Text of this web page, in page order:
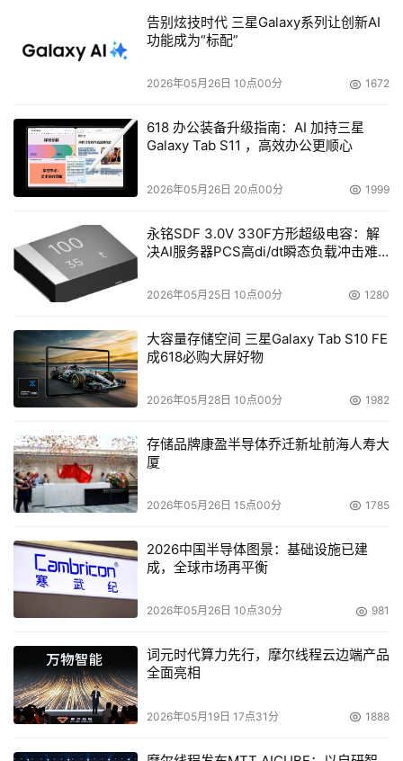
告别炫技时代 三星Galaxy系列让创新AI
功能成为“标配”
2026年05月26日 10点00分 1672
618 办公装备升级指南：AI 加持三星
Galaxy Tab S11 ，高效办公更顺心
2026年05月26日 20点00分 1999
永铭SDF 3.0V 330F方形超级电容：解
决AI服务器PCS高di/dt瞬态负载冲击难
2026年05月25日 10点00分 1280
大容量存储空间 三星Galaxy Tab S10 FE
成618必购大屏好物
2026年05月28日 10点00分 1982
存储品牌康盈半导体乔迁新址前海人寿大
厦
2026年05月26日 15点00分 1785
2026中国半导体图景：基础设施已建
成，全球市场再平衡
2026年05月26日 10点30分 981
词元时代算力先行，摩尔线程云边端产品
全面亮相
2026年05月19日 17点31分 1888